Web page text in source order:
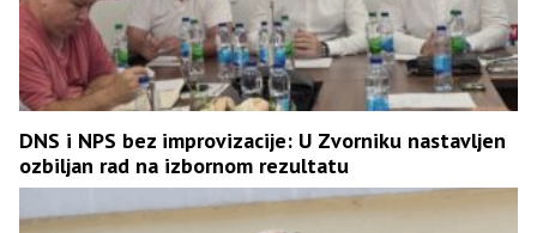
DNS i NPS bez improvizacije: U Zvorniku nastavljen
ozbiljan rad na izbornom rezultatu